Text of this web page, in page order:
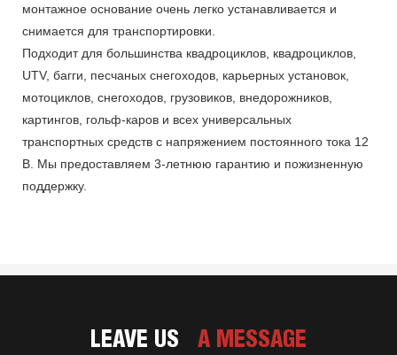
монтажное основание очень легко устанавливается и
снимается для транспортировки.
Подходит для большинства квадроциклов, квадроциклов,
UTV, багги, песчаных снегоходов, карьерных установок,
мотоциклов, снегоходов, грузовиков, внедорожников,
картингов, гольф-каров и всех универсальных
транспортных средств с напряжением постоянного тока 12
В. Мы предоставляем 3-летнюю гарантию и пожизненную
поддержку.
LEAVE US A MESSAGE